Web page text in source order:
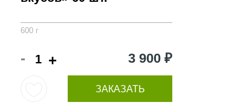
600 г
- + 3 900 ₽
ЗАКАЗАТЬ